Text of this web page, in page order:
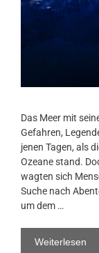
Das Meer mit
Gefahren,
jenen Tagen, als
Ozeane stand.
wagten sich
Suche nach
um dem …
Weiterlesen